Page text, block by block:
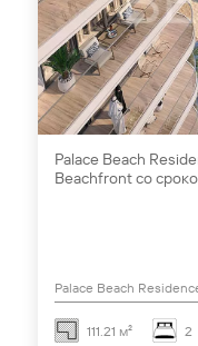
Palace Beach
Beachfront со
Palace Beach
111.21 м² 2